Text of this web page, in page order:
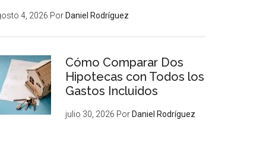
4, 2026 Por Daniel Rodríguez
Cómo Comparar Dos
Hipotecas con Todos los
Gastos Incluidos
julio 30, 2026 Por Daniel Rodríguez